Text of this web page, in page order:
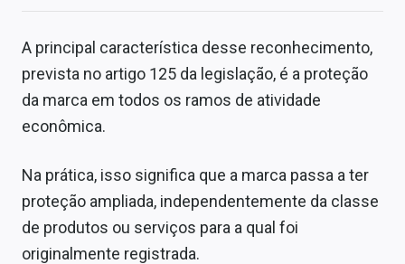
A principal característica desse reconhecimento,
prevista no artigo 125 da legislação, é a proteção
da marca em todos os ramos de atividade
econômica.
Na prática, isso significa que a marca passa a ter
proteção ampliada, independentemente da classe
de produtos ou serviços para a qual foi
originalmente registrada.